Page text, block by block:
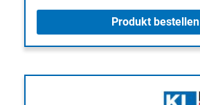
Produkt bestellen